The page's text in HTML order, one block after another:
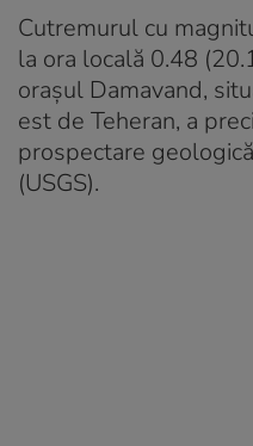
Cutremurul cu
la ora locală 0.48
oraşul Damavand,
est de Teheran, a
prospectare
(USGS).